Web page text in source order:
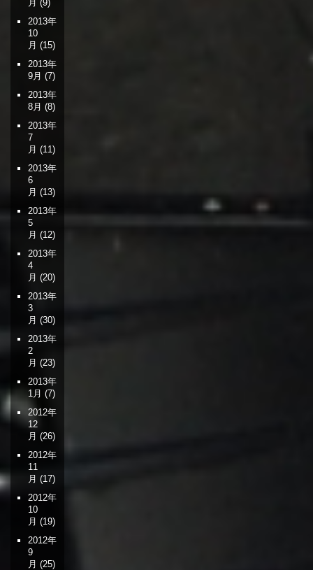
月 (9)
2013年
10
月 (15)
2013年
9月 (7)
2013年
8月 (8)
2013年
7
月 (11)
2013年
6
月 (13)
2013年
5
月 (12)
2013年
4
月 (20)
2013年
3
月 (30)
2013年
2
月 (23)
2013年
1月 (7)
2012年
12
月 (26)
2012年
11
月 (17)
2012年
10
月 (19)
2012年
9
月 (25)